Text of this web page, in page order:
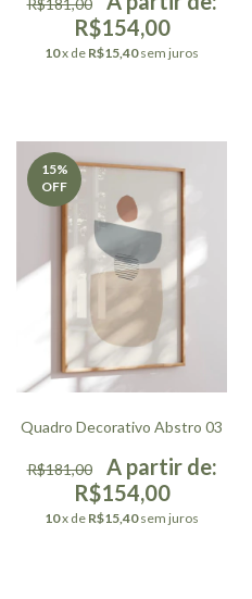
R$154,00
10x de R$15,40 sem juros
15%
OFF
Quadro Decorativo Abstro 03
R$181,00
R$154,00
10x de R$15,40 sem juros